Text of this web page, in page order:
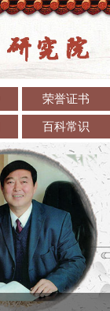
荣誉证书
百科常识